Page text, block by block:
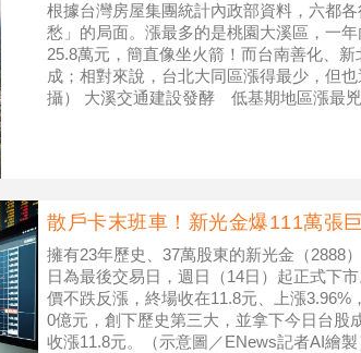
根據台灣房屋集團統計內政部資料，六都
愁」的局面。漲最多的是桃園大溪區，一
25.8萬元，簡直像坐火箭！而台南善化、
成；相對來說，台北大同區漲得最少，但
攝） 大溪交通建設發酵 低基期地區漲最
散戶卡末班車！新光金爆111萬張
擁有23年歷史、37萬股東的新光金（2888
日為最後交易日，週日（14日）起正式下
價不跌反漲，終場收在11.8元、上漲
0億元，創下歷史第三大，並拿下今日台
收漲11.8元。（示意圖／ENews記者AI繪